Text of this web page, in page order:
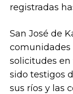
registradas
San José de
comunidades
solicitudes
sido testigos
sus ríos y las